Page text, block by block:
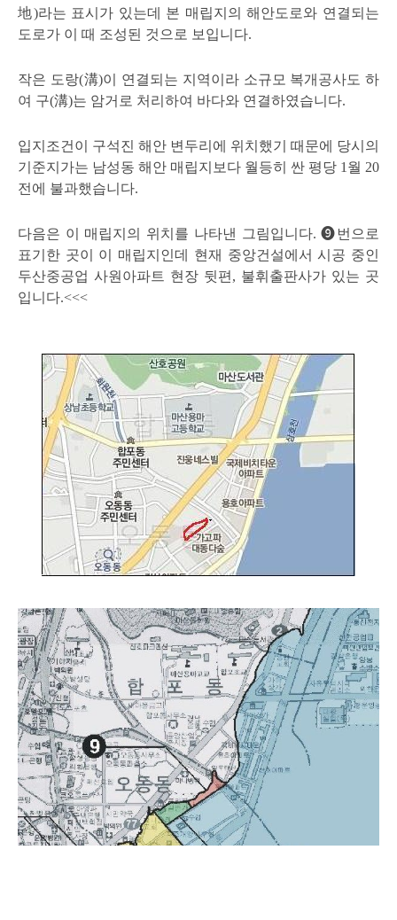
地)라는 표시가 있는데 본 매립지의 해안도로와 연결되는
도로가 이 때 조성된 것으로 보입니다.
작은 도랑(溝)이 연결되는 지역이라 소규모 복개공사도 하
여 구(溝)는 암거로 처리하여 바다와 연결하였습니다.
입지조건이 구석진 해안 변두리에 위치했기 때문에 당시의
기준지가는 남성동 해안 매립지보다 월등히 싼 평당 1월 20
전에 불과했습니다.
다음은 이 매립지의 위치를 나타낸 그림입니다. ❾번으로
표기한 곳이 이 매립지인데 현재 중앙건설에서 시공 중인
두산중공업 사원아파트 현장 뒷편, 불휘출판사가 있는 곳
입니다.<<<